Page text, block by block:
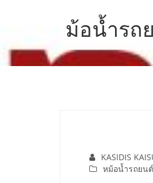
ม้อน้ำรถ
KASIDIS
หม้อน้ำรถยนต์